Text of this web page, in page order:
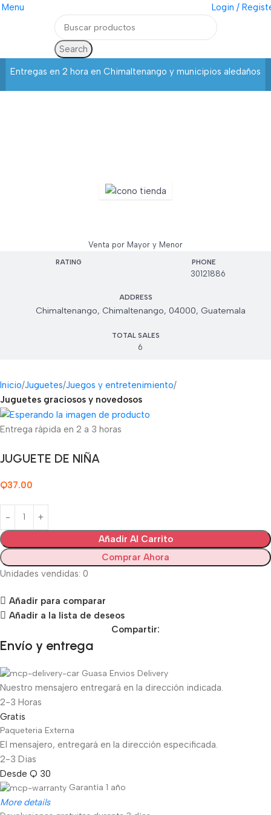
Menu Login /
Search
Entregas en 2 hora en Chimaltenango y municipios aledaños
Venta por Mayor y Menor
RATING PHONE
30121886
ADDRESS
Chimaltenango, Chimaltenango, 04000, Guatemala
TOTAL SALES
6
Inicio Juguetes Juegos y entretenimiento
Juguetes graciosos y novedosos
Entrega rápida en 2 a 3 horas
JUGUETE DE NIÑA
Q37.00
Añadir Al Carrito
Comprar Ahora
Unidades vendidas: 0
Añadir para comparar
Añadir a la lista de deseos
Compartir:
Envío y entrega
Guasa Envios Delivery
Nuestro mensajero entregará en la dirección indicada.
2-3 Horas
Gratis
Paqueteria Externa
El mensajero, entregará en la dirección especificada.
2-3 Dias
Desde Q 30
Garantía 1 año
More details